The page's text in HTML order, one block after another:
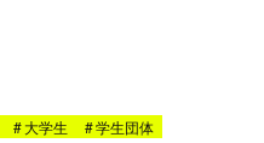
#大学生 #学生団体